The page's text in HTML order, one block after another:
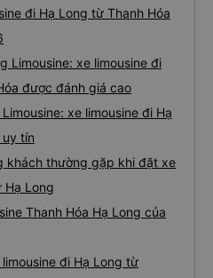
đi Hạ Long từ Thanh Hóa
Limousine: xe limousine đi
được đánh giá cao
xe limousine đi Hạ
tín
khách thường gặp khi đặt xe
Hạ Long
Thanh Hóa Hạ Long của
đi Hạ Long từ